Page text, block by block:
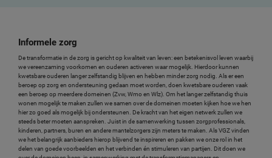
Informele zorg
De transformatie in de zorg is gericht op kwaliteit van leven: een betekenisvol leven waarbij
we vereenzaming voorkomen en ouderen activeren waar mogelijk. Hierdoor kunnen
kwetsbare ouderen langer zelfstandig blijven en hebben minder zorg nodig. Als er een
beroep op zorg en ondersteuning gedaan moet worden, doen kwetsbare ouderen vaak
een beroep op meerdere domeinen (Zvw, Wmo en Wlz). Om het langer zelfstandig thuis
wonen mogelijk te maken zullen we samen over de domeinen moeten kijken hoe we hen
hier zo goed als mogelijk bij ondersteunen. De kracht van het eigen netwerk zullen we
steeds beter moeten aanspreken. Juist in de samenwerking tussen zorgprofessionals,
kinderen, partners, buren en andere mantelzorgers zijn meters te maken. Als VGZ vinden
we het belangrijk aanbieders hierop blijvend te inspireren en pakken we onze rol in het
delen van goede voorbeelden en het verbinden én stimuleren van partijen. Dit doen we